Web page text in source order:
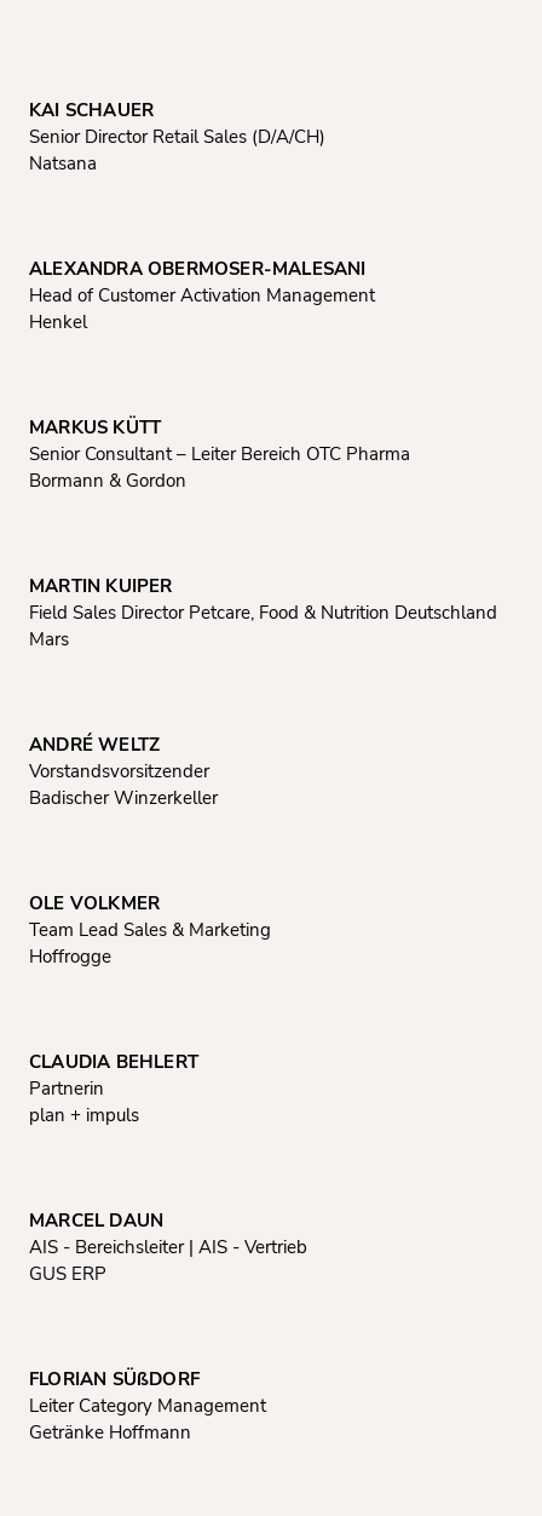
KAI SCHAUER
Senior Director Retail Sales (D/A/CH)
Natsana
ALEXANDRA OBERMOSER-MALESANI
Head of Customer Activation Management
Henkel
MARKUS KÜTT
Senior Consultant – Leiter Bereich OTC Pharma
Bormann & Gordon
MARTIN KUIPER
Field Sales Director Petcare, Food & Nutrition Deutschland
Mars
ANDRÉ WELTZ
Vorstandsvorsitzender
Badischer Winzerkeller
OLE VOLKMER
Team Lead Sales & Marketing
Hoffrogge
CLAUDIA BEHLERT
Partnerin
plan + impuls
MARCEL DAUN
AIS - Bereichsleiter | AIS - Vertrieb
GUS ERP
FLORIAN SÜßDORF
Leiter Category Management
Getränke Hoffmann